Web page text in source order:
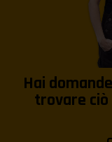
Hai
trovare ciò